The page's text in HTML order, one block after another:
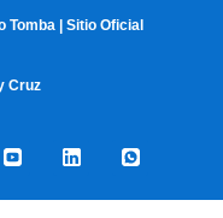
Tomba | Sitio Oficial
Cruz